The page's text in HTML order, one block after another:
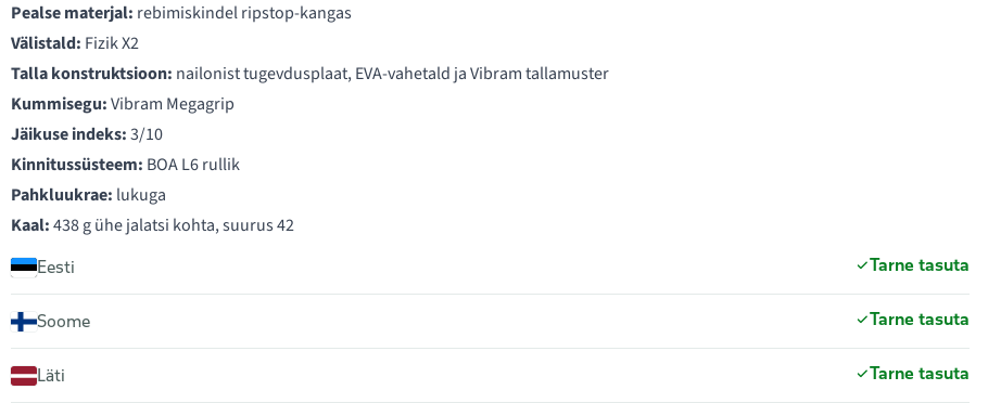
Pealse materjal: rebimiskindel ripstop-kangas
Välistald: Fizik X2
Talla konstruktsioon: nailonist tugevdusplaat, EVA-vahetald ja Vibram tallamuster
Kummisegu:Vibram Megagrip
Jäikuse indeks:3/10
Kinnitussüsteem: BOA L6 rullik
Pahkluukrae: lukuga
Kaal:438 g ühe jalatsi kohta, suurus 42
Eesti Tarne tasuta
Soome Tarne tasuta
Läti Tarne tasuta